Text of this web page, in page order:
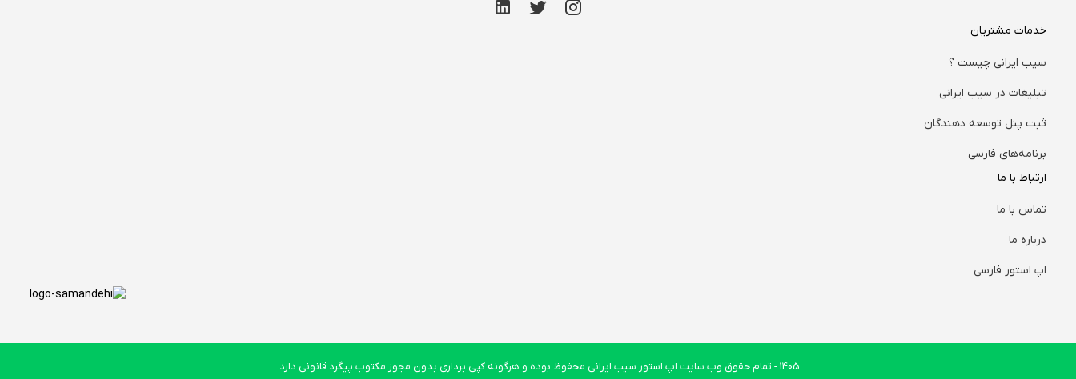
خدمات مشتریان
سیب ایرانی چیست ؟
تبلیغات در سیب ایرانی
ثبت پنل توسعه دهندگان
برنامه‌های فارسی
ارتباط با ما
تماس با ما
درباره ما
اپ استور فارسی
1405- تمام حقوق وب سایت اپ استور سیب ایرانی محفوظ بوده و هرگونه کپی برداری بدون مجوز مکتوب پیگرد قانونی دارد.